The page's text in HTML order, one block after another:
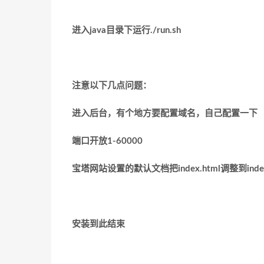
进入java 目录下运行./run.sh
注意以下几点问题：
进入后台，有个地方要配置域名，自己配置一下
端口开放1-60000
宝塔网站设置的默认文档把index.html 调整到
安装到此结束